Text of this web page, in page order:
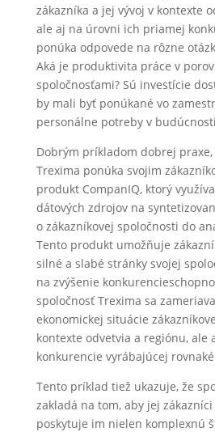
zákazníka a jej vývoj v kontexte
ale aj na úrovni ich priamej
ponúka odpovede na rôzne
Aká je produktivita práce v
spoločnosťami? Sú investície
by mali byť ponúkané vo
personálne potreby v
Dobrým príkladom dobrej
Trexima ponúka svojim
produkt CompanIQ, ktorý
dátových zdrojov na
o zákazníkovej spoločnosti do
Tento produkt umožňuje
silné a slabé stránky svojej
na zvýšenie
spoločnosť Trexima sa
ekonomickej situácie
kontexte odvetvia a regiónu, ale
konkurencie vyrábajúcej
Tento príklad tiež ukazuje, že
zakladá na tom, aby jej
poskytuje im nielen komplexnú